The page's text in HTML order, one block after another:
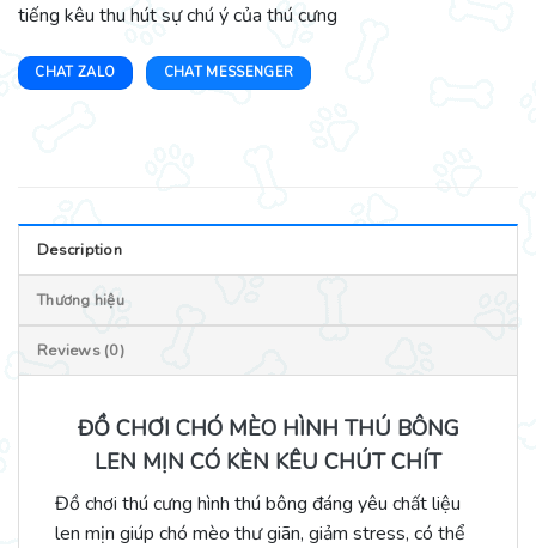
tiếng kêu thu hút sự chú ý của thú cưng
CHAT ZALO CHAT MESSENGER
Description
Thương hiệu
Reviews (0)
ĐỒ CHƠI CHÓ MÈO HÌNH THÚ BÔNG
LEN MỊN CÓ KÈN KÊU CHÚT CHÍT
Đồ chơi thú cưng hình thú bông đáng yêu chất liệu
len mịn giúp chó mèo thư giãn, giảm stress, có thể